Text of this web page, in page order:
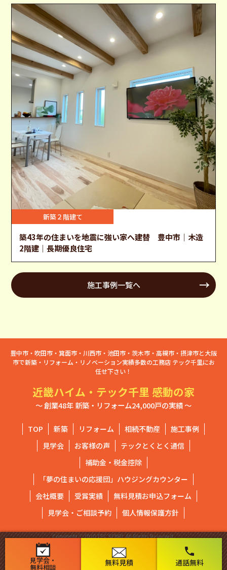
見学会・
無料相談 無料見積
phone
通話無料
新築２階建て
築43年の住まいを地震に強い家へ建替 豊中市｜木造
2階建｜長期優良住宅
施工事例一覧へ
豊中市・吹田市・箕面市・川西市・池田市・茨木市・高槻市・摂津市と大阪
市で新築・リフォーム・リノベーション実績多数の工務店 テック千里にお
任せ下さい！
近畿ハイム・テック千里 感動の家
～ 創業48年 新築・リフォーム24,000戸の実績 ～
TOP 新築 リフォーム 相続不動産
施工事例
見学会
お客様の声
テックとくとく通信
補助金・税金控除
「夢の住まいの応援団」ハウジングカウンター
会社概要
受賞実績
無料見積お申込フォーム
見学会・ご相談予約
個人情報保護方針
Copyright ⓒ2020 TEC SENRI. All Rights Reserved.